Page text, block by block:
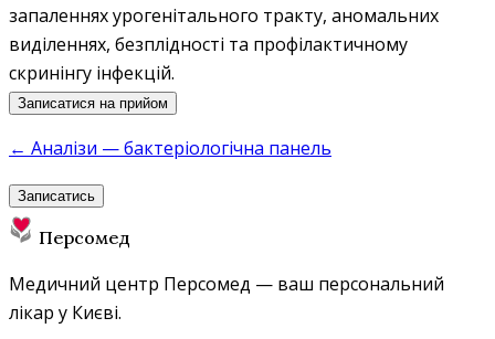
запаленнях урогенітального тракту, аномальних
виділеннях, безплідності та профілактичному
скринінгу інфекцій.
Записатися на прийом
← Аналізи — бактеріологічна панель
Записатись
Персомед
Медичний центр Персомед — ваш персональний
лікар у Києві.